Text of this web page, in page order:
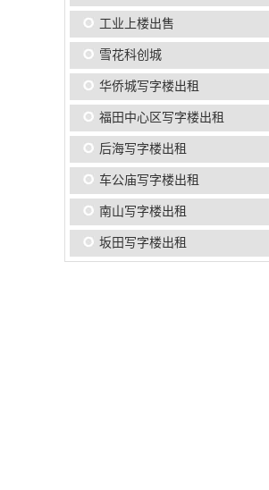
工业上楼出售
雪花科创城
华侨城写字楼出租
福田中心区写字楼出租
后海写字楼出租
车公庙写字楼出租
南山写字楼出租
坂田写字楼出租